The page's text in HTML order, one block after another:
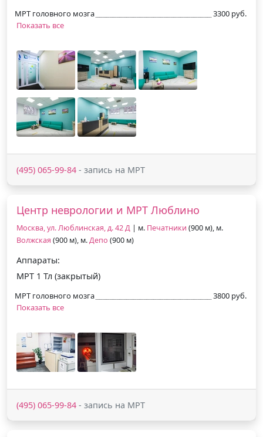
МРТ головного мозга
3300 руб.
Показать все
(495) 065-99-84 - запись на МРТ
Центр неврологии и МРТ Люблино
Москва, ул. Люблинская, д. 42 Д | м. Печатники (900 м), м.
Волжская (900 м), м.Депо (900 м)
Аппараты:
МРТ 1 Тл (закрытый)
МРТ головного мозга
3800 руб.
Показать все
(495) 065-99-84 - запись на МРТ